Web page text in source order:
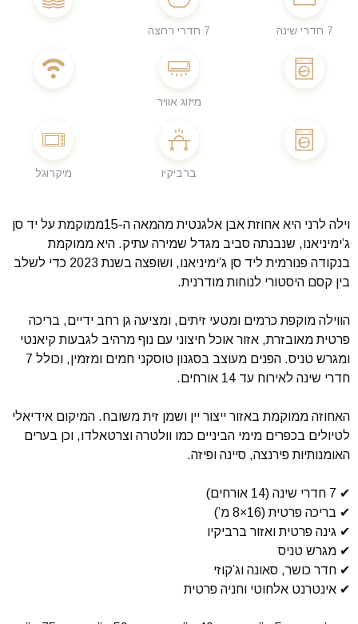
7 חדרי שינה 7 חדרי רחצה
מיזוג אוויר
ברביקיו מיקרוגל
וילה לרני היא אחוזת אבן אלגנטית מהמאה ה-15ממוקמת על יד סן
ג’ימיניאנו, שנבנתה סביב מגדל שמירה עתיק. היא ממוקמת
בנקודה פנורמית ליד סן ג’ימיניאנו, ושופצה בשנת 2023 כדי לשלב
בין קסם היסטורי לנוחות מודרנית.
הווילה מוקפת כרמים ומטעי זיתים, ומציעה גן רחב ידיים, בריכה
פרטית מאובזרת, אזור אוכל חיצוני עם נוף מרהיב לגבעות קיאנטי
ומגרש טניס. הפנים מעוצב בסגנון טוסקני חמים ומזמין, וכולל 7
חדרי שינה לאירוח עד 14 אורחים.
האחוזה ממוקמת באזור ייצור יין ושמן זית משובח. המיקום אידיאלי
לטיולים בכפרים מימי הביניים כמו וולטרה וצרטאלדו, וכן בערים
האומנותיות פירנצה, סיינה ופיזה.
✔ 7 חדרי שינה (14 אורחים)
✔ בריכה פרטית (16×8 מ’)
✔ גינה פרטית ואזור ברביקיו
✔ מגרש טניס
✔ חדר כושר, סאונה וג’קוזי
✔ אינטרנט אלחוטי וחניה פרטית